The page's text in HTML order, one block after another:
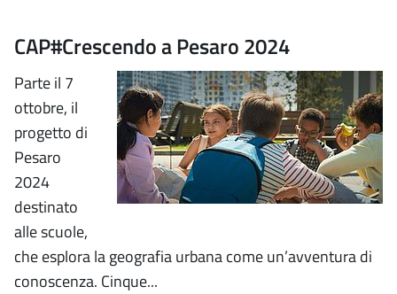
CAP#Crescendo a Pesaro 2024
Parte il 7
ottobre, il
progetto di
Pesaro
2024
destinato
alle scuole,
che esplora la geografia urbana come un’avventura di
conoscenza. Cinque...